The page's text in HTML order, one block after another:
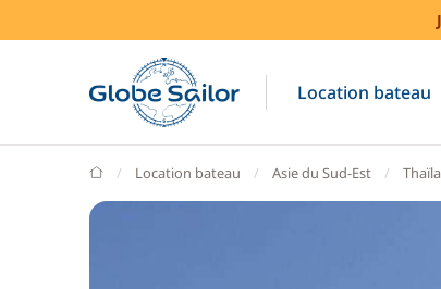
Location bateau
GlobeSailor
Location bateau Asie du Sud-Est